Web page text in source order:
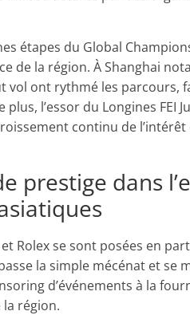
étapes du Global
de la région. À Shanghai
ont rythmé les parcours,
l’essor du Longines FEI
continu de
prestige dans
Rolex se sont posées en
la simple mécénat et se
d’événements à la
région.